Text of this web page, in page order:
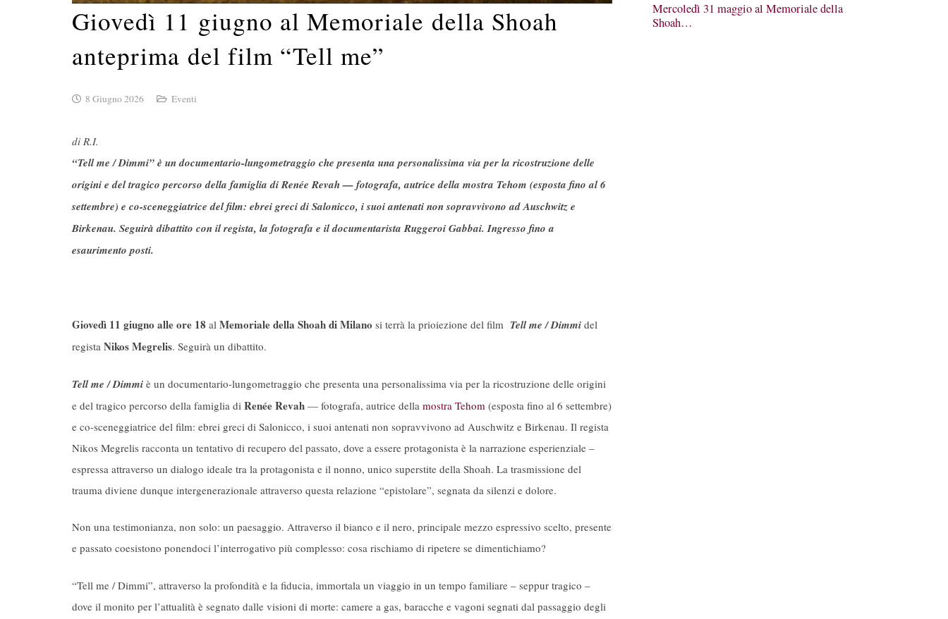
Giovedì 11 giugno al Memoriale della Shoah
anteprima del film “Tell me”
8 Giugno 2026 Eventi
di R.I.
“Tell me / Dimmi” è un documentario-lungometraggio che presenta una personalissima via per la ricostruzione delle
origini e del tragico percorso della famiglia di Renée Revah — fotografa, autrice della mostra Tehom (esposta fino al 6
settembre) e co-sceneggiatrice del film: ebrei greci di Salonicco, i suoi antenati non sopravvivono ad Auschwitz e
Birkenau. Seguirà dibattito con il regista, la fotografa e il documentarista Ruggeroi Gabbai. Ingresso fino a
esaurimento posti.
Giovedì 11 giugno alle ore 18 al Memoriale della Shoah di Milano si terrà la prioiezione del film Tell me / Dimmi del
regista Nikos Megrelis. Seguirà un dibattito.
Tell me / Dimmi è un documentario-lungometraggio che presenta una personalissima via per la ricostruzione delle origini
e del tragico percorso della famiglia di Renée Revah — fotografa, autrice della mostra Tehom (esposta fino al 6 settembre)
e co-sceneggiatrice del film: ebrei greci di Salonicco, i suoi antenati non sopravvivono ad Auschwitz e Birkenau. Il regista
Nikos Megrelis racconta un tentativo di recupero del passato, dove a essere protagonista è la narrazione esperienziale –
espressa attraverso un dialogo ideale tra la protagonista e il nonno, unico superstite della Shoah. La trasmissione del
trauma diviene dunque intergenerazionale attraverso questa relazione “epistolare”, segnata da silenzi e dolore.
Non una testimonianza, non solo: un paesaggio. Attraverso il bianco e il nero, principale mezzo espressivo scelto, presente
e passato coesistono ponendoci l’interrogativo più complesso: cosa rischiamo di ripetere se dimentichiamo?
“Tell me / Dimmi”, attraverso la profondità e la fiducia, immortala un viaggio in un tempo familiare – seppur tragico –
dove il monito per l’attualità è segnato dalle visioni di morte: camere a gas, baracche e vagoni segnati dal passaggio degli
Mercoledì 31 maggio al Memoriale della
Shoah…